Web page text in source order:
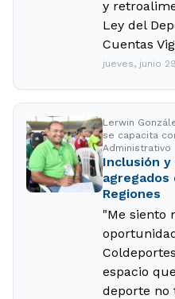
y
Ley del
Cuentas
jueves, junio
Lerwin
se capacita
Administrativo
Inclusión
agregados
Regiones
"Me siento
espacio
deporte no